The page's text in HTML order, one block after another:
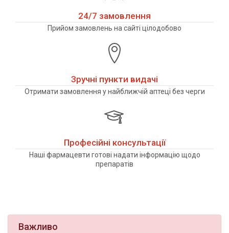
24/7 замовлення
Прийом замовлень на сайті цілодобово
Зручні пункти видачі
Отримати замовлення у найближчій аптеці без черги
Професійні консультації
Наші фармацевти готові надати інформацію щодо
препаратів
Важливо